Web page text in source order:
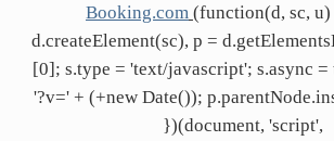
Booking.com (function(d, sc,
d.createElement(sc), p =
[0]; s.type = 'text/javascript'; s.async =
'?v=' + (+new Date());
})(document, 'script',